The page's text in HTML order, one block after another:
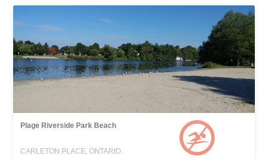
Plage Riverside Park Beach
CARLETON PLACE, ONTARIO